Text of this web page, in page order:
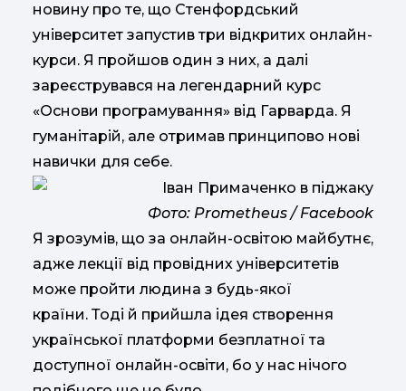
новину про те, що Стенфордський
університет запустив три відкритих онлайн-
курси. Я пройшов один з них, а далі
зареєструвався на легендарний курс
«Основи програмування» від Гарварда. Я
гуманітарій, але отримав принципово нові
навички для себе.
Фото: Prometheus / Facebook
Я зрозумів, що за онлайн-освітою майбутнє,
адже лекції від провідних університетів
може пройти людина з будь-якої
країни. Тоді й прийшла ідея створення
української платформи безплатної та
доступної онлайн-освіти, бо у нас нічого